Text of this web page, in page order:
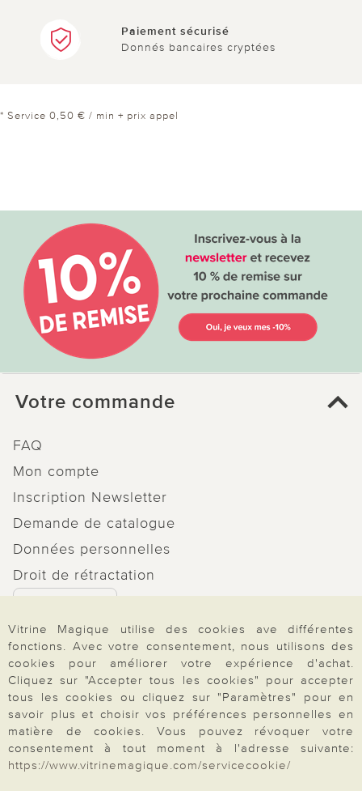
Paiement sécurisé
Donnés bancaires cryptées
* Service 0,50 € / min + prix appel
Votre commande
FAQ
Mon compte
Inscription Newsletter
Demande de catalogue
Données personnelles
Droit de rétractation
Paiement & Livraison
À propos de nous
Vitrine Magique utilise des cookies ave différentes
fonctions. Avec votre consentement, nous utilisons des
cookies pour améliorer votre expérience d'achat.
Cliquez sur "Accepter tous les cookies" pour accepter
tous les cookies ou cliquez sur "Paramètres" pour en
savoir plus et choisir vos préférences personnelles en
matière de cookies. Vous pouvez révoquer votre
consentement à tout moment à l'adresse suivante:
https://www.vitrinemagique.com/servicecookie/